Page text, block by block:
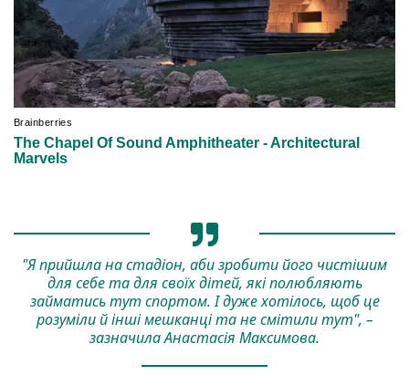
"Я прийшла на стадіон, аби зробити його чистішим
для себе та для своїх дітей, які полюбляють
займатись тут спортом. І дуже хотілось, щоб це
розуміли й інші мешканці та не смітили тут", –
зазначила Анастасія Максимова.